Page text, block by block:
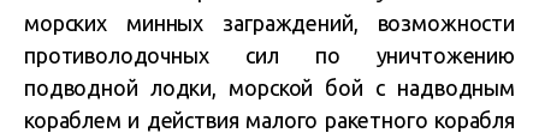
морских минных заграждений, возможности
противолодочных сил по уничтожению
подводной лодки, морской бой с надводным
кораблем и действия малого ракетного корабля